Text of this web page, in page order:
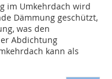
im Umkehrdach wird
Dämmung geschützt,
was den
Abdichtung
kann als